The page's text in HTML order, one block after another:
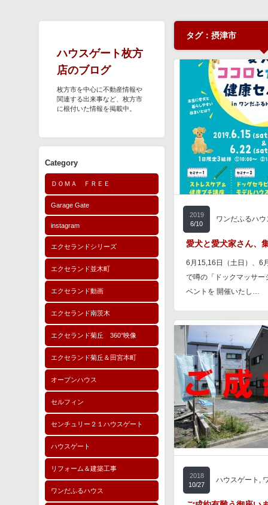
ハウスゲート枚方
店のブログ
枚方市を中心に不動産情報や
関連する出来事など、枚方市
に根付いた情報を掲載中。
Category
ＤＯＭＡ ＦＲＥＥ
Garage Gate
instagram
エクセランドシリーズ
エクセランド並木町
エクセランド動画
エクセランド南茨木
エクセランド菊丘 360°映像
エクセランド菊丘＆田宮本町
オープンハウス
セルフィン
センチュリー２１ハウスゲート
ハウスゲート
リフォーム＆建築工事
ワンだふるハウス
タグ：摂津市
2019
6/10
ワンだふるハウ
愛犬と愛犬家さん、
6月15,16日（土日）、6
で噂の「ドックマッサー
ベントを 開催いたし…
2018
10/27
ハウスゲート ,